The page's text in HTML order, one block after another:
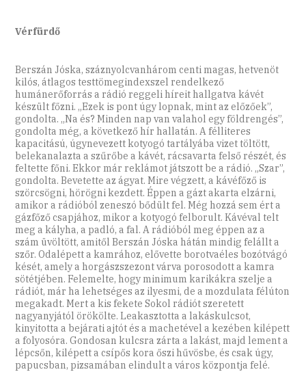
Vérfürdő
Berszán Jóska, száznyolcvanhárom centi magas, hetvenöt
kilós, átlagos testtömegindexszel rendelkező
humánerőforrás a rádió reggeli híreit hallgatva kávét
készült főzni. „Ezek is pont úgy lopnak, mint az előzőek”,
gondolta. „Na és? Minden nap van valahol egy földrengés”,
gondolta még, a következő hír hallatán. A félliteres
kapacitású, úgynevezett kotyogó tartályába vizet töltött,
belekanalazta a szűrőbe a kávét, rácsavarta felső részét, és
feltette főni. Ekkor már reklámot játszott be a rádió. „Szar”,
gondolta. Bevetette az ágyat. Mire végzett, a kávéfőző is
szörcsögni, hörögni kezdett. Éppen a gázt akarta elzárni,
amikor a rádióból zeneszó bődült fel. Még hozzá sem ért a
gázfőző csapjához, mikor a kotyogó felborult. Kávéval telt
meg a kályha, a padló, a fal. A rádióból meg éppen az a
szám üvöltött, amitől Berszán Jóska hátán mindig felállt a
szőr. Odalépett a kamrához, elővette borotvaéles bozótvágó
kését, amely a horgászszezont várva porosodott a kamra
sötétjében. Felemelte, hogy minimum karikákra szelje a
rádiót, már ha lehetséges az ilyesmi, de a mozdulata félúton
megakadt. Mert a kis fekete Sokol rádiót szeretett
nagyanyjától örökölte. Leakasztotta a lakáskulcsot,
kinyitotta a bejárati ajtót és a machetével a kezében kilépett
a folyosóra. Gondosan kulcsra zárta a lakást, majd lement a
lépcsőn, kilépett a csípős kora őszi hűvösbe, és csak úgy,
papucsban, pizsamában elindult a város központja felé.